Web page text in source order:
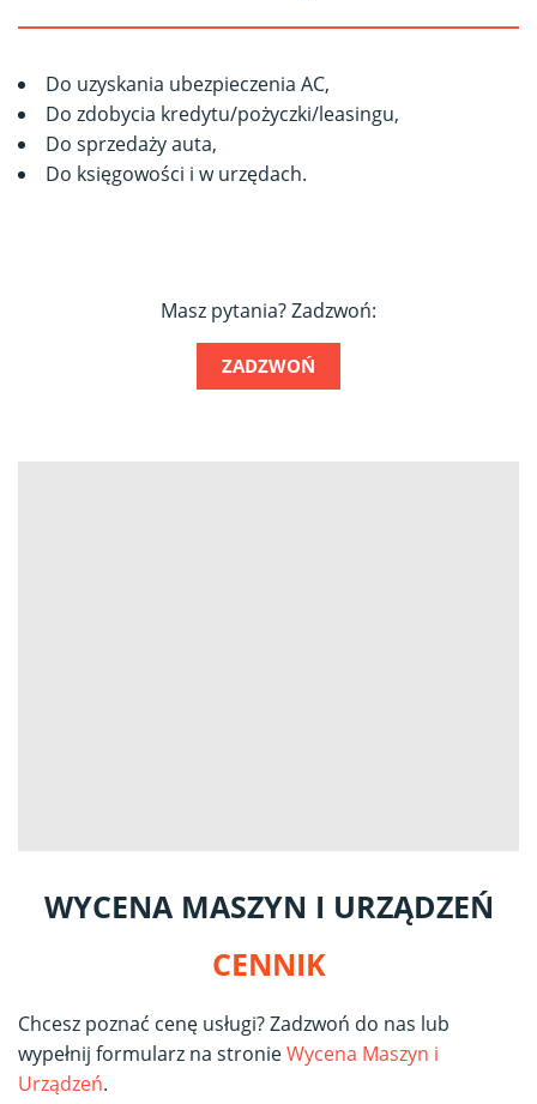
Do uzyskania ubezpieczenia AC,
Do zdobycia kredytu/pożyczki/leasingu,
Do sprzedaży auta,
Do księgowości i w urzędach.
Masz pytania? Zadzwoń:
ZADZWOŃ
WYCENA MASZYN I URZĄDZEŃ
CENNIK
Chcesz poznać cenę usługi? Zadzwoń do nas lub
wypełnij formularz na stronieWycena Maszyn i
Urządzeń.